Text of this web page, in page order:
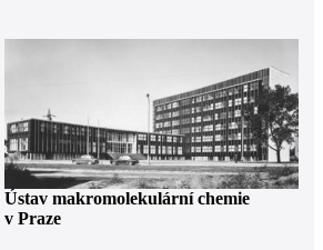
Ústav makromolekulární chemie
v Praze